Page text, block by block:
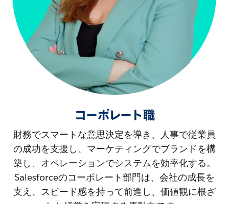
コーポレート職
財務でスマートな意思決定を導き、人事で従業員
の成功を支援し、マーケティングでブランドを構
築し、オペレーションでシステムを効率化する。
Salesforceのコーポレート部門は、会社の成長を
支え、スピード感を持って前進し、価値観に根ざ